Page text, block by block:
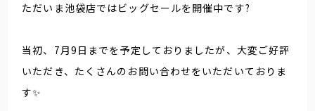
ただいま池袋店ではビッグセールを開催中です?
当初、7月9日までを予定しておりましたが、大変ご好評
いただき、たくさんのお問い合わせをいただいておりま
す✨